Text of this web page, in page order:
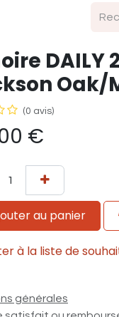
DAILY
Oak/
(0 avis)
€
au panier
à la liste de
générales